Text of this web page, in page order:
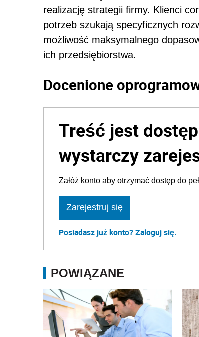
realizację strategii firmy. Klienci
potrzeb szukają specyficznych
możliwość maksymalnego
ich przedsiębiorstwa.
Docenione
Treść jest
wystarczy
Załóż konto aby otrzymać dostęp do
Zarejestruj się
Posiadasz już konto? Zaloguj się.
POWIĄZANE